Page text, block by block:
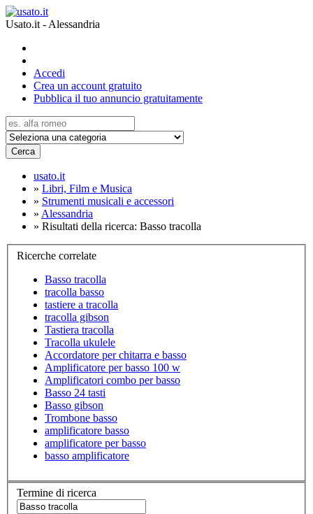
Usato.it - Alessandria
Accedi
Crea un account gratuito
Pubblica il tuo annuncio gratuitamente
Cerca
usato.it
» Libri, Film e Musica
» Strumenti musicali e accessori
» Alessandria
» Risultati della ricerca: Basso tracolla
Ricerche correlate
Basso tracolla
tracolla basso
tastiere a tracolla
tracolla gibson
Tastiera tracolla
Tracolla ukulele
Accordatore per chitarra e basso
Amplificatore per basso 100 w
Amplificatori combo per basso
Basso 24 tasti
Basso gibson
Trombone basso
amplificatore basso
amplificatore per basso
basso amplificatore
Termine di ricerca